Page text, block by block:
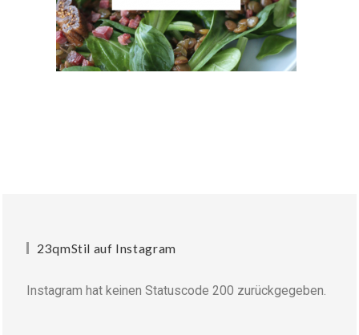
23qmStil auf Instagram
Instagram hat keinen Statuscode 200 zurückgegeben.